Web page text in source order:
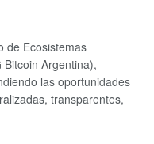
de Ecosistemas
Bitcoin Argentina),
las oportunidades
transparentes,